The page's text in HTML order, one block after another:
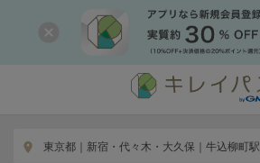
東京都｜新宿・代々木・大久保｜牛込柳町駅